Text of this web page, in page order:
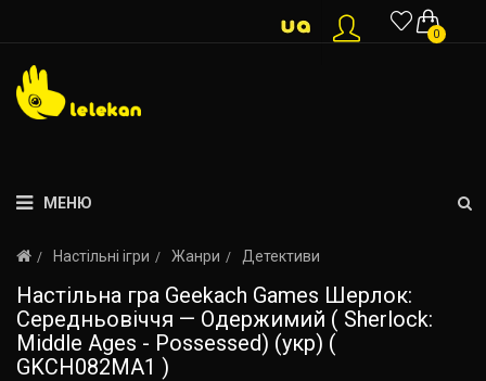
0
МЕНЮ
Настільні ігри Жанри Детективи
Настільна гра Geekach Games Шерлок:
Середньовіччя — Одержимий ( Sherlock:
Middle Ages - Possessed) (укр) (
GKCH082MA1 )